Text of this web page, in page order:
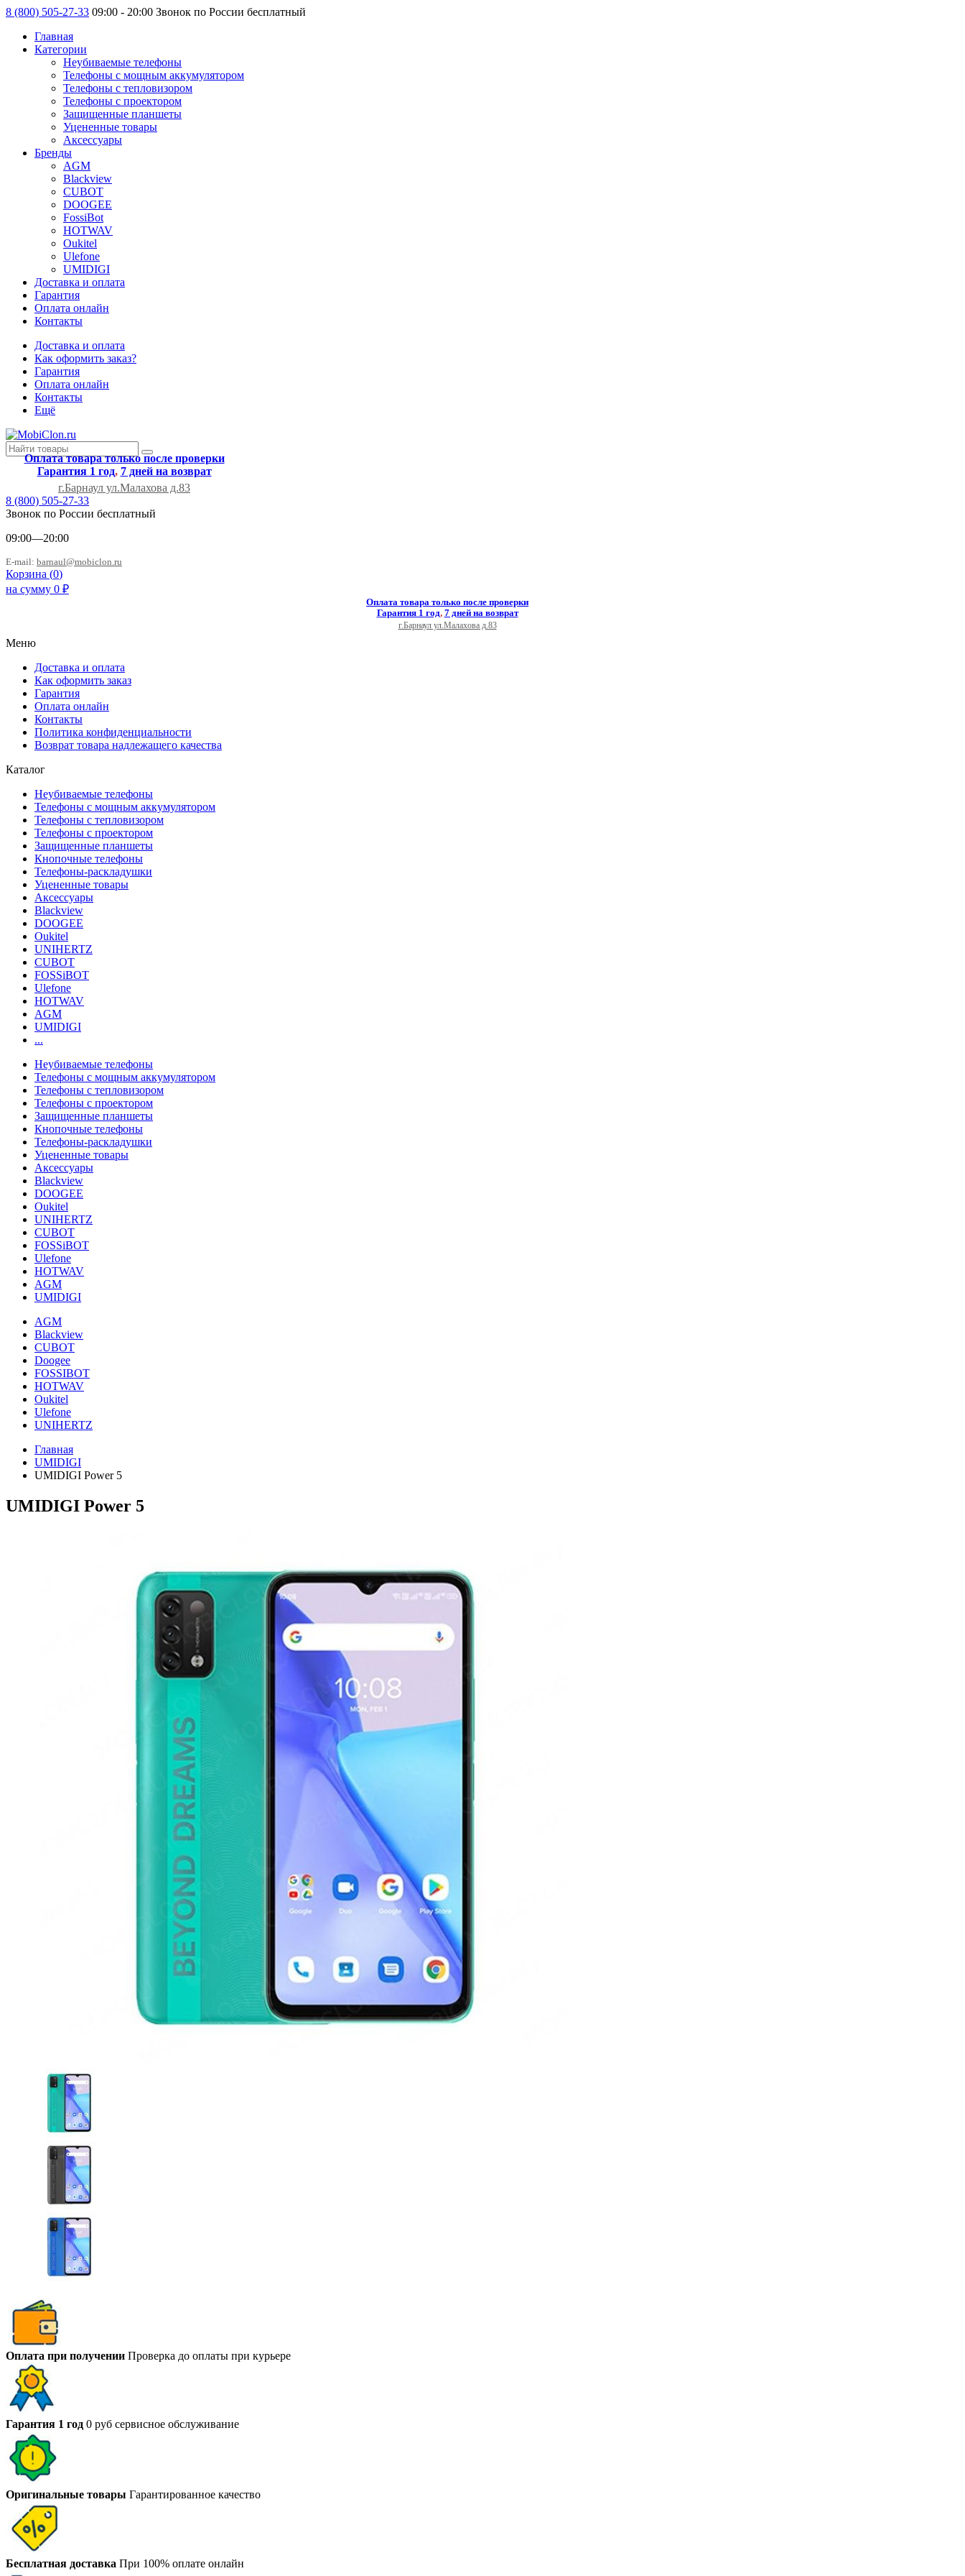
8 (800) 505-27-33 09:00 - 20:00 Звонок по России бесплатный
Главная
Категории
Неубиваемые телефоны
Телефоны с мощным аккумулятором
Телефоны с тепловизором
Телефоны с проектором
Защищенные планшеты
Уцененные товары
Аксессуары
Бренды
AGM
Blackview
CUBOT
DOOGEE
FossiBot
HOTWAV
Oukitel
Ulefone
UMIDIGI
Доставка и оплата
Гарантия
Оплата онлайн
Контакты
Доставка и оплата
Как оформить заказ?
Гарантия
Оплата онлайн
Контакты
Ещё
Оплата товара только после проверки
Гарантия 1 год, 7 дней на возврат
г.Барнаул ул.Малахова д.83
8 (800) 505-27-33
Звонок по России бесплатный
09:00—20:00
E-mail: barnaul@mobiclon.ru
Корзина (0)
на сумму 0 ₽
Оплата товара только после проверки
Гарантия 1 год, 7 дней на возврат
г.Барнаул ул.Малахова д.83
Меню
Доставка и оплата
Как оформить заказ
Гарантия
Оплата онлайн
Контакты
Политика конфиденциальности
Возврат товара надлежащего качества
Каталог
Неубиваемые телефоны
Телефоны с мощным аккумулятором
Телефоны с тепловизором
Телефоны с проектором
Защищенные планшеты
Кнопочные телефоны
Телефоны-раскладушки
Уцененные товары
Аксессуары
Blackview
DOOGEE
Oukitel
UNIHERTZ
CUBOT
FOSSiBOT
Ulefone
HOTWAV
AGM
UMIDIGI
...
Неубиваемые телефоны
Телефоны с мощным аккумулятором
Телефоны с тепловизором
Телефоны с проектором
Защищенные планшеты
Кнопочные телефоны
Телефоны-раскладушки
Уцененные товары
Аксессуары
Blackview
DOOGEE
Oukitel
UNIHERTZ
CUBOT
FOSSiBOT
Ulefone
HOTWAV
AGM
UMIDIGI
AGM
Blackview
CUBOT
Doogee
FOSSIBOT
HOTWAV
Oukitel
Ulefone
UNIHERTZ
Главная
UMIDIGI
UMIDIGI Power 5
UMIDIGI Power 5
Оплата при получении Проверка до оплаты при курьере
Гарантия 1 год 0 руб сервисное обслуживание
Оригинальные товары Гарантированное качество
Бесплатная доставка При 100% оплате онлайн